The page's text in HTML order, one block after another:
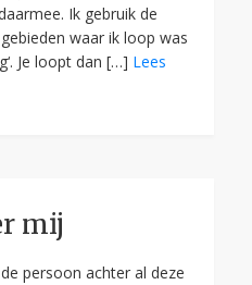
Ik gebruik de
waar ik loop was
Je loopt dan […] Lees
mij
persoon achter al deze